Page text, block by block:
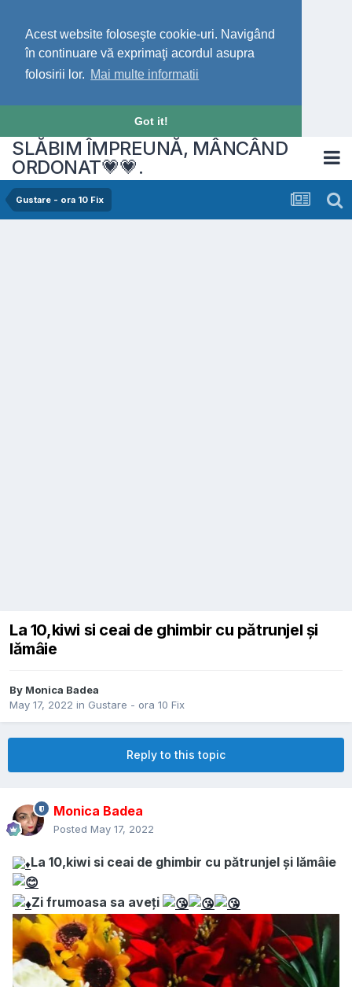
Acest website foloseşte cookie-uri. Navigând
în continuare vă exprimaţi acordul asupra
folosirii lor. Mai multe informatii
Got it!
SLĂBIM ÎMPREUNĂ, MÂNCÂND
ORDONAT💗💗.
Gustare - ora 10 Fix
La 10,kiwi si ceai de ghimbir cu pătrunjel și
lămâie
By Monica Badea
May 17, 2022 in Gustare - ora 10 Fix
Reply to this topic
Monica Badea
Posted May 17, 2022
La 10,kiwi si ceai de ghimbir cu pătrunjel și lămâie
Zi frumoasa sa aveți